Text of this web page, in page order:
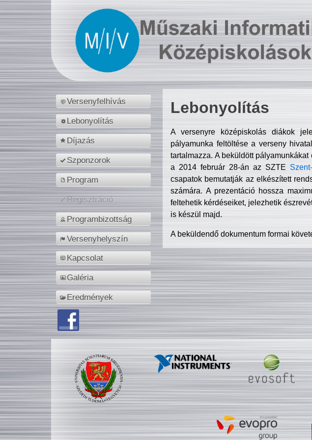
Versenyfelhívás
Lebonyolítás
Díjazás
Szponzorok
Program
Regisztráció
Programbizottság
Versenyhelyszín
Kapcsolat
Galéria
Eredmények
Lebonyolítás
A versenyre középiskolás diákok
pályamunka feltöltése a verseny
tartalmazza. A beküldött
a 2014 február 28-án az SZTE
csapatok bemutatják az elkészített
számára. A prezentáció hossza
feltehetik kérdéseiket, jelezhetik
is készül majd.
A beküldendő dokumentum formai